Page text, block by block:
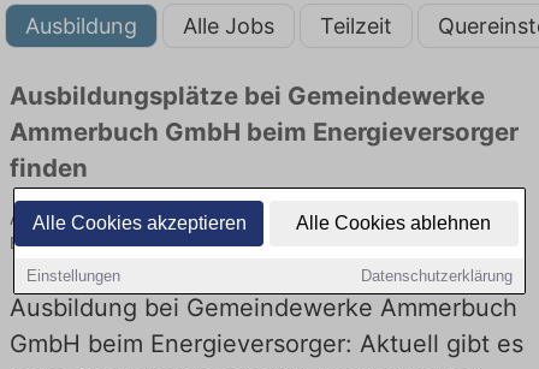
Alle Cookies akzeptieren Alle Cookies ablehnen
Einstellungen Datenschutzerklärung
Ausbildung Alle Jobs Teilzeit
Ausbildungsplätze bei Gemeindewerke
Ammerbuch GmbH beim Energieversorger
finden
Ausbildung bei Gemeindewerke Ammerbuch GmbH beim
Energieversorger! Lehrstellen in Technik. Jetzt bewerben!
Ausbildung bei Gemeindewerke Ammerbuch
GmbH beim Energieversorger: Aktuell gibt es